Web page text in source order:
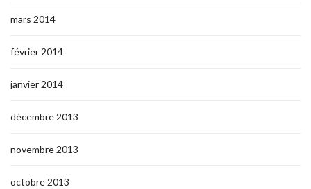
mars 2014
février 2014
janvier 2014
décembre 2013
novembre 2013
octobre 2013